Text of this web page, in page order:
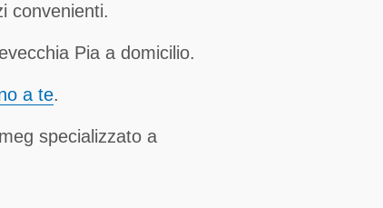
convenienti.
Pia a domicilio.
a te.
specializzato a